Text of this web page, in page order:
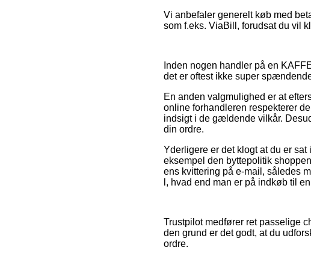
Vi anbefaler generelt køb med
som f.eks. ViaBill, forudsat du vil
Inden nogen handler på en
det er oftest ikke super
En anden valgmulighed er at
online forhandleren respekterer
indsigt i de gældende vilkår.
din ordre.
Yderligere er det klogt at du er
eksempel den byttepolitik
ens kvittering på e-mail, således
l, hvad end man er på indkøb til
Trustpilot medfører ret passelige
den grund er det godt, at du
ordre.